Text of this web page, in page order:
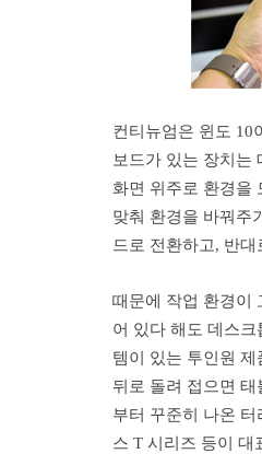
컨티뉴엄은 윈도 10
보드가 있는 장치는
화면 위주로 환경을
맞춰 환경을 바꿔주
드로 전환하고, 반
때문에 작업 환경이
어 있다 해도 데스
템이 있는 투인원
뒤로 돌려 접으면
부터 꾸준히 나온
스 T 시리즈 등이 대